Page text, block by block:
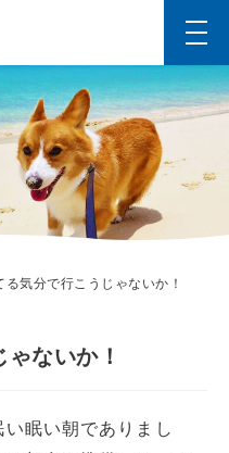
気分で行こうじゃないか！
ないか！
眠い朝でありまし
t
o
g
g
l
v
a